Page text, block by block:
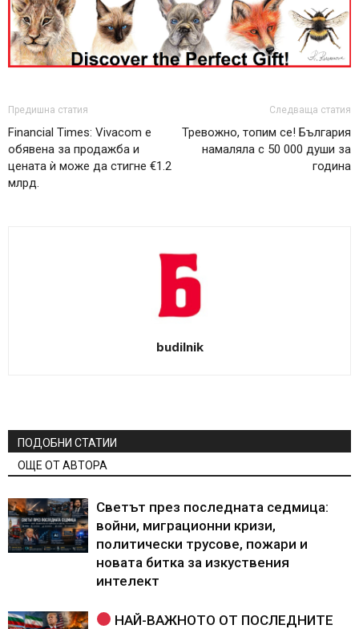
Предишна статия
Financial Times: Vivacom е
обявена за продажба и
цената ѝ може да стигне €1.2
млрд.
Следваща статия
Тревожно, топим се! България
намаляла с 50 000 души за
година
budilnik
ПОДОБНИ СТАТИИ
ОЩЕ ОТ АВТОРА
Светът през последната седмица:
войни, миграционни кризи,
политически трусове, пожари и
новата битка за изкуствения
интелект
НАЙ-ВАЖНОТО ОТ ПОСЛЕДНИТЕ